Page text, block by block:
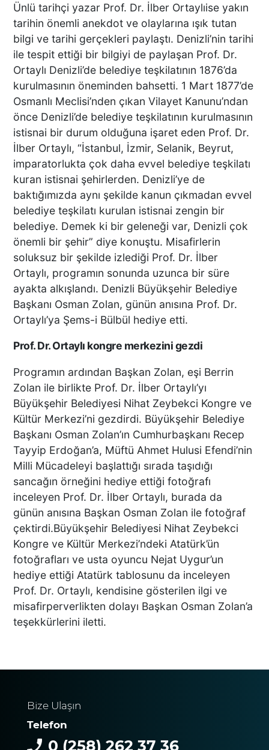
DENİZLİ’DEN ALMANYA’YA
INTERPACK ÇIKARMASI DTO
ÜYESİ 38 FİRMA, FUARDA
YENİ TEKNOLOJİLERLE
BULUŞTU
DTO’DAN SU VE ENERJİ
VERİMLİLİĞİ EĞİTİMLERİ
DENİZLİ SANAYİSİNDE
VERİMLİLİK ATILIMI
Başkan Ertemur; Makamda
Durmuyor, Sorunları
Yerinde Çözüyor
DTO’DAN İŞLETMELERE
ENERJİ VERİMLİLİĞİ
DESTEĞİ
BAŞKAN ERDOĞAN:
DİJİTALLEŞMEDİR
DENİZLİ’NİN İLÇESİNDE KAR
YAĞIŞI BAŞLADI
PAMUKKALE’DE YÜREK
BURKAN GÖRÜNTÜ:
UYUŞTURUCU ETKİSİNDEKİ
ÇOCUK YAĞMUR ALTINDA
SAATLERCE BEKLEDİ
DENİZLİ’DE CAN PAZARI 1
ÖLÜ 4 YARALI!
BAŞLADI
Ünlü tarihçi yazar Prof. Dr. İlber Ortaylıise yakın
tarihin önemli anekdot ve olaylarına ışık tutan
bilgi ve tarihi gerçekleri paylaştı. Denizli’nin tarihi
ile tespit ettiği bir bilgiyi de paylaşan Prof. Dr.
Ortaylı Denizli’de belediye teşkilatının 1876’da
kurulmasının öneminden bahsetti. 1 Mart 1877’de
Osmanlı Meclisi’nden çıkan Vilayet Kanunu’ndan
önce Denizli’de belediye teşkilatının kurulmasının
istisnai bir durum olduğuna işaret eden Prof. Dr.
İlber Ortaylı, “İstanbul, İzmir, Selanik, Beyrut,
imparatorlukta çok daha evvel belediye teşkilatı
kuran istisnai şehirlerden. Denizli’ye de
baktığımızda aynı şekilde kanun çıkmadan evvel
belediye teşkilatı kurulan istisnai zengin bir
belediye. Demek ki bir geleneği var, Denizli çok
önemli bir şehir” diye konuştu. Misafirlerin
soluksuz bir şekilde izlediği Prof. Dr. İlber
Ortaylı, programın sonunda uzunca bir süre
ayakta alkışlandı. Denizli Büyükşehir Belediye
Başkanı Osman Zolan, günün anısına Prof. Dr.
Ortaylı’ya Şems-i Bülbül hediye etti.
Prof. Dr. Ortaylı kongre merkezini gezdi
Programın ardından Başkan Zolan, eşi Berrin
Zolan ile birlikte Prof. Dr. İlber Ortaylı’yı
Büyükşehir Belediyesi Nihat Zeybekci Kongre ve
Kültür Merkezi’ni gezdirdi. Büyükşehir Belediye
Başkanı Osman Zolan’ın Cumhurbaşkanı Recep
Tayyip Erdoğan’a, Müftü Ahmet Hulusi Efendi’nin
Milli Mücadeleyi başlattığı sırada taşıdığı
sancağın örneğini hediye ettiği fotoğrafı
inceleyen Prof. Dr. İlber Ortaylı, burada da
günün anısına Başkan Osman Zolan ile fotoğraf
çektirdi.Büyükşehir Belediyesi Nihat Zeybekci
Kongre ve Kültür Merkezi’ndeki Atatürk’ün
fotoğrafları ve usta oyuncu Nejat Uygur’un
hediye ettiği Atatürk tablosunu da inceleyen
Prof. Dr. Ortaylı, kendisine gösterilen ilgi ve
misafirperverlikten dolayı Başkan Osman Zolan’a
teşekkürlerini iletti.
Bize Ulaşın
Telefon
0 (258) 262 37 36